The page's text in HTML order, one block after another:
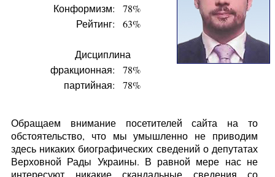
Конформизм:
78%
Рейтинг:
63%
Дисциплина
фракционная:
78%
партийная:
78%
Обращаем внимание посетителей сайта на то
обстоятельство, что мы умышленно не приводим
здесь никаких биографических сведений о депутатах
Верховной Рады Украины. В равной мере нас не
интересуют никакие скандальные сведения со